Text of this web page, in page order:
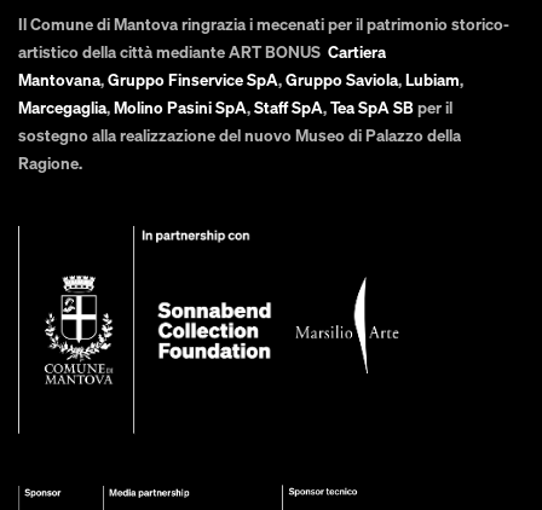
Il Comune di Mantova ringrazia i mecenati per il patrimonio storico-
artistico della città mediante ART BONUS Cartiera
Mantovana,Gruppo Finservice SpA,Gruppo Saviola,Lubiam,
Marcegaglia,Molino Pasini SpA,Staff SpA,Tea SpA SBper il
sostegno alla realizzazione del nuovo Museo di Palazzo della
Ragione.